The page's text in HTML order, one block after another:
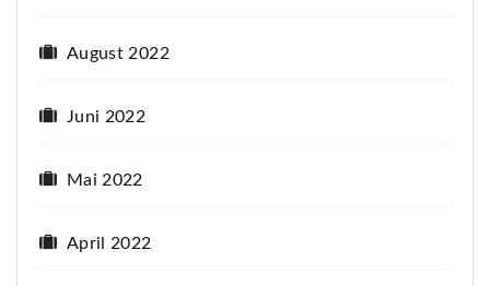
August 2022
Juni 2022
Mai 2022
April 2022